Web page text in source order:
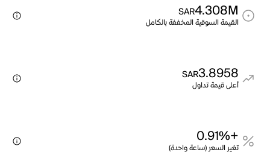
4.308M
SAR
القيمة السوقية المخففة بالكامل
3.8958
SAR
أعلى قيمة تداول
+0.91%
تغير السعر (ساعة واحدة)